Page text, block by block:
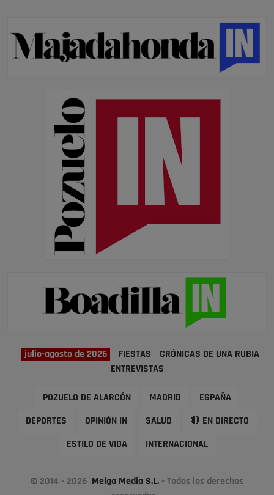
julio-agosto de 2026 FIESTAS
CRÓNICAS DE UNA RUBIA
ENTREVISTAS
POZUELO DE ALARCÓN MADRID ESPAÑA
DEPORTES OPINIÓN IN SALUD 🔴 EN DIRECTO
ESTILO DE VIDA INTERNACIONAL
© 2014 - 2026 Meiga Media S.L. - Todos los derechos